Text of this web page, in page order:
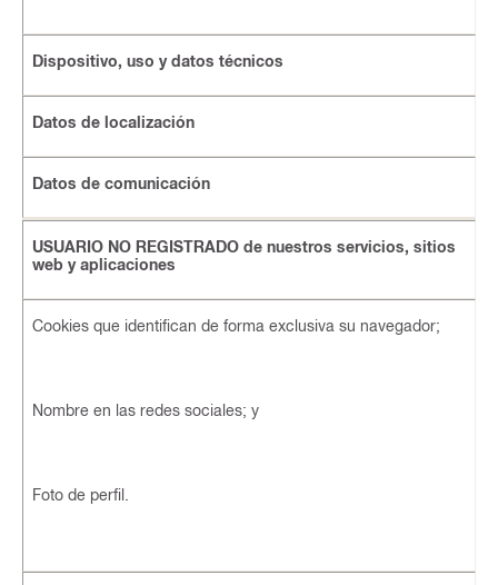
Dispositivo, uso y datos técnicos
Datos de localización
Datos de comunicación
USUARIO NO REGISTRADO de nuestros servicios, sitios
web y aplicaciones
Cookies que identifican de forma exclusiva su navegador;
Nombre en las redes sociales; y
Foto de perfil.